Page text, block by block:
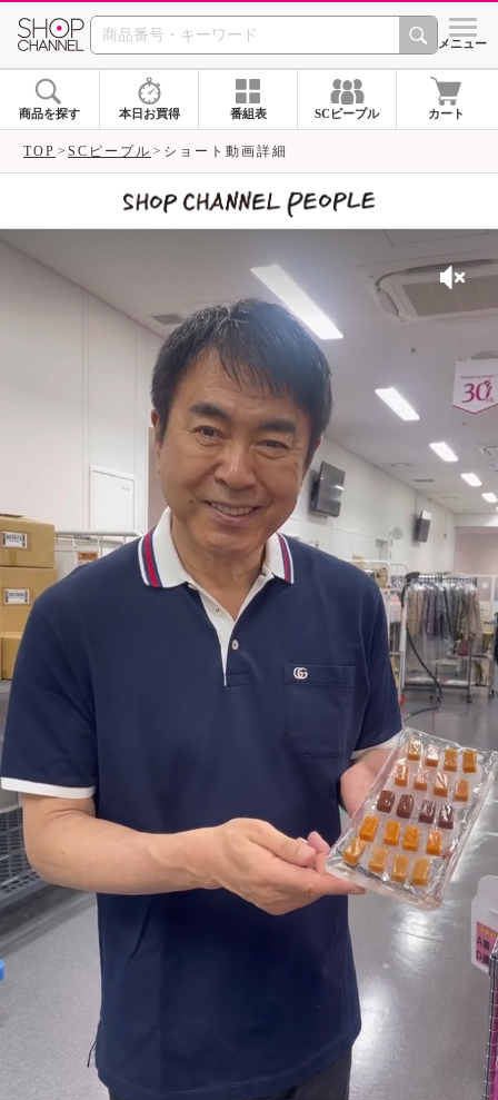
SHOP CHANNEL シメニュー
商品を探す 本日お買得 番組表 SCピープル カート
TOP SCピープル ショート動画詳細